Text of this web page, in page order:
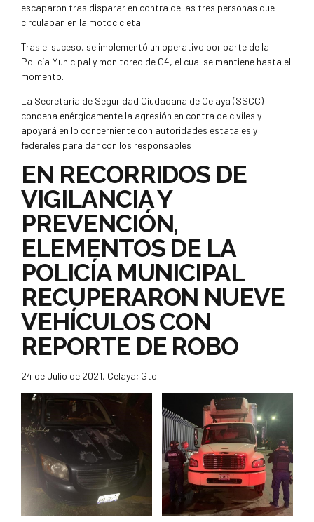
escaparon tras disparar en contra de las tres personas que
circulaban en la motocicleta.
Tras el suceso, se implementó un operativo por parte de la
Policía Municipal y monitoreo de C4, el cual se mantiene hasta el
momento.
La Secretaría de Seguridad Ciudadana de Celaya (SSCC)
condena enérgicamente la agresión en contra de civiles y
apoyará en lo concerniente con autoridades estatales y
federales para dar con los responsables
EN RECORRIDOS DE
VIGILANCIA Y
PREVENCIÓN,
ELEMENTOS DE LA
POLICÍA MUNICIPAL
RECUPERARON NUEVE
VEHÍCULOS CON
REPORTE DE ROBO
24 de Julio de 2021, Celaya; Gto.